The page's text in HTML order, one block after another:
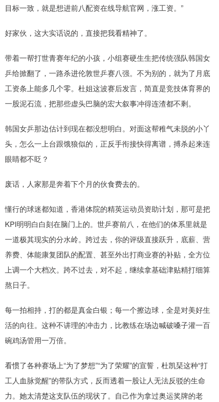
目标一致，就是想进前八配资在线导航官网，涨工资。”
好家伙，这大实话说的，直接把我看精神了。
带着一帮打世青赛年纪的小孩，小组赛硬生生把传统强队韩国女
乒给掀翻了，一路杀进伦敦世乒赛八强。不为别的，就为了月底
工资条上能多几个零。杜姐这波赛后发言，简直是竞技体育界的
一股泥石流，把那些虚头巴脑的宏大叙事冲得连渣都不剩。
韩国女乒那边估计到现在都没想明白。对面这帮稚气未脱的小丫
头，怎么一上台跟饿狼似的，正反手衔接快得离谱，搏杀起来连
眼睛都不眨？
废话，人家那是奔着下个月的伙食费去的。
懂行的球迷都知道，香港体院的精英运动员资助计划，那可是把
KPI明明白白刻在脑门上的。世乒赛前八，在他们的体系里就是
一道极其现实的分水岭。跨过去，你的评级直接跃升，底薪、营
养费、体能康复团队的配置、甚至外出打商业赛的补贴，全方位
上调一个大档次。跨不过去，对不起，继续拿基础津贴精打细算
熬日子。
每一拍相持，打的都是真金白银；每一个擦边球，全是对美好生
活的向往。这种不讲理的冲击力，比教练在场边喊破嗓子灌一百
碗鸡汤管用一万倍。
看惯了各种赛场上“为了梦想”“为了荣耀”的宣誓，杜凯琹这种“打
工人血脉觉醒”的带队方式，反而透着一股让人无法反驳的生命
力。她太清楚这支队伍的现状了。自己作为拿过奥运奖牌的老